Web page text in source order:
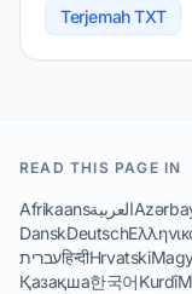
Terjemah TXT
READ THIS PAGE IN
Afrikaansالعربية
DanskDeutsch
עבריתहिन्दीHrvatski
Қазақша한국어Kurdî